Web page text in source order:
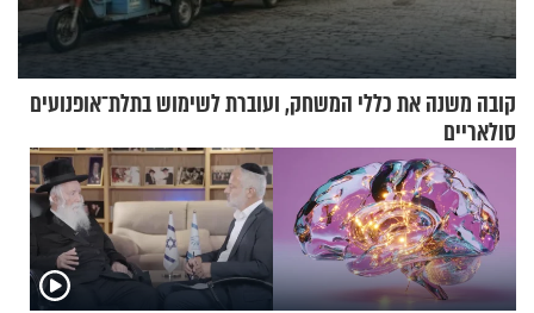
קובה משנה את כללי המשחק, ועוברת לשימוש בתלת־אופנועים
סולאריים